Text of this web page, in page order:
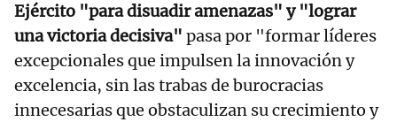
Ejército "para disuadir amenazas" y "lograr
una victoria decisiva" pasa por "formar líderes
excepcionales que impulsen la innovación y
excelencia, sin las trabas de burocracias
innecesarias que obstaculizan su crecimiento y